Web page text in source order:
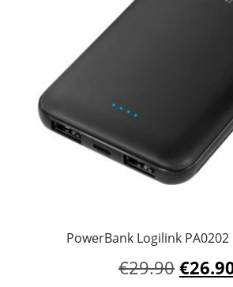
PowerBank Logilink
€29.90 Il
€